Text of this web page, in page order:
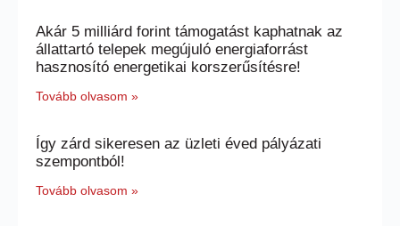
Akár 5 milliárd forint támogatást kaphatnak az
állattartó telepek megújuló energiaforrást
hasznosító energetikai korszerűsítésre!
Tovább olvasom »
Így zárd sikeresen az üzleti éved pályázati
szempontból!
Tovább olvasom »